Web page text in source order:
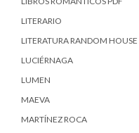
LITERARIO
LITERATURA RANDOM HOUSE
LUCIÉRNAGA
LUMEN
MAEVA
MARTÍNEZ ROCA